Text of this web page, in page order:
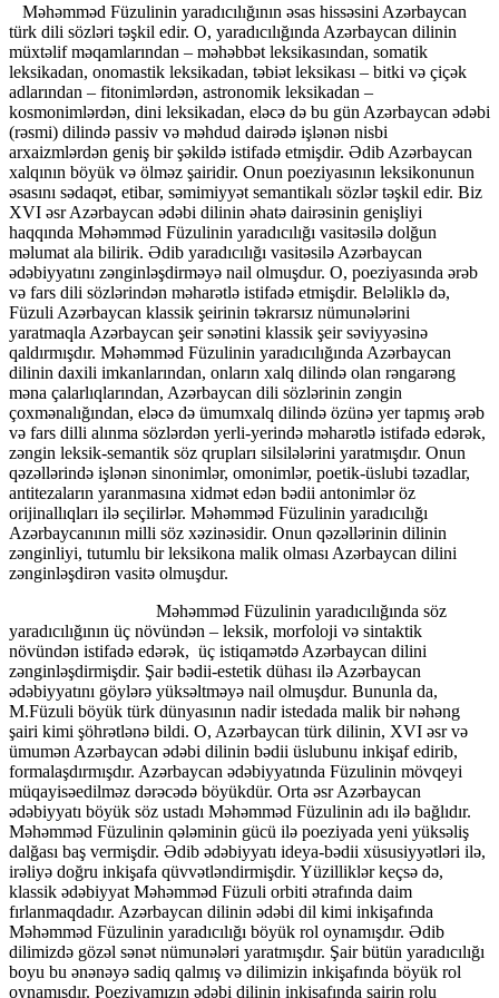
Məhəmməd Füzulinin yaradıcılığının əsas hissəsini Azərbaycan
türk dili sözləri təşkil edir. O, yaradıcılığında Azərbaycan dilinin
müxtəlif məqamlarından – məhəbbət leksikasından, somatik
leksikadan, onomastik leksikadan, təbiət leksikası – bitki və çiçək
adlarından – fitonimlərdən, astronomik leksikadan –
kosmonimlərdən, dini leksikadan, eləcə də bu gün Azərbaycan ədəbi
(rəsmi) dilində passiv və məhdud dairədə işlənən nisbi
arxaizmlərdən geniş bir şəkildə istifadə etmişdir. Ədib Azərbaycan
xalqının böyük və ölməz şairidir. Onun poeziyasının leksikonunun
əsasını sədaqət, etibar, səmimiyyət semantikalı sözlər təşkil edir. Biz
XVI əsr Azərbaycan ədəbi dilinin əhatə dairəsinin genişliyi
haqqında Məhəmməd Füzulinin yaradıcılığı vasitəsilə dolğun
məlumat ala bilirik. Ədib yaradıcılığı vasitəsilə Azərbaycan
ədəbiyyatını zənginləşdirməyə nail olmuşdur. O, poeziyasında ərəb
və fars dili sözlərindən məharətlə istifadə etmişdir. Beləliklə də,
Füzuli Azərbaycan klassik şeirinin təkrarsız nümunələrini
yaratmaqla Azərbaycan şeir sənətini klassik şeir səviyyəsinə
qaldırmışdır. Məhəmməd Füzulinin yaradıcılığında Azərbaycan
dilinin daxili imkanlarından, onların xalq dilində olan rəngarəng
məna çalarlıqlarından, Azərbaycan dili sözlərinin zəngin
çoxmənalığından, eləcə də ümumxalq dilində özünə yer tapmış ərəb
və fars dilli alınma sözlərdən yerli-yerində məharətlə istifadə edərək,
zəngin leksik-semantik söz qrupları silsilələrini yaratmışdır. Onun
qəzəllərində işlənən sinonimlər, omonimlər, poetik-üslubi təzadlar,
antitezaların yaranmasına xidmət edən bədii antonimlər öz
orijinallıqları ilə seçilirlər. Məhəmməd Füzulinin yaradıcılığı
Azərbaycanının milli söz xəzinəsidir. Onun qəzəllərinin dilinin
zənginliyi, tutumlu bir leksikona malik olması Azərbaycan dilini
zənginləşdirən vasitə olmuşdur.
Məhəmməd Füzulinin yaradıcılığında söz
yaradıcılığının üç növündən – leksik, morfoloji və sintaktik
növündən istifadə edərək, üç istiqamətdə Azərbaycan dilini
zənginləşdirmişdir. Şair bədii-estetik dühası ilə Azərbaycan
ədəbiyyatını göylərə yüksəltməyə nail olmuşdur. Bununla da,
M.Füzuli böyük türk dünyasının nadir istedada malik bir nəhəng
şairi kimi şöhrətlənə bildi. O, Azərbaycan türk dilinin, XVI əsr və
ümumən Azərbaycan ədəbi dilinin bədii üslubunu inkişaf edirib,
formalaşdırmışdır. Azərbaycan ədəbiyyatında Füzulinin mövqeyi
müqayisəedilməz dərəcədə böyükdür. Orta əsr Azərbaycan
ədəbiyyatı böyük söz ustadı Məhəmməd Füzulinin adı ilə bağlıdır.
Məhəmməd Füzulinin qələminin gücü ilə poeziyada yeni yüksəliş
dalğası baş vermişdir. Ədib ədəbiyyatı ideya-bədii xüsusiyyətləri ilə,
irəliyə doğru inkişafa qüvvətləndirmişdir. Yüzilliklər keçsə də,
klassik ədəbiyyat Məhəmməd Füzuli orbiti ətrafında daim
fırlanmaqdadır. Azərbaycan dilinin ədəbi dil kimi inkişafında
Məhəmməd Füzulinin yaradıcılığı böyük rol oyna­­mışdır. Ədib
dilimizdə gözəl sənət nümunələri yaratmış­dır. Şair bütün yaradıcılığı
boyu bu ənənəyə sadiq qalmış və dilimizin inkişafında böyük rol
oynamışdır. Poeziyamızın ədəbi dilinin inkişafında şairin rolu